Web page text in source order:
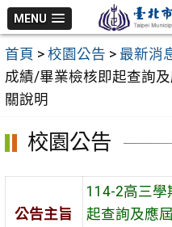
跳
至
主
要
內
MENU
首頁 > 校園公告 > 最新消
成績/畢業檢核即起查詢
關說明
校園公告
公告主旨
114-2高三
起查詢及應